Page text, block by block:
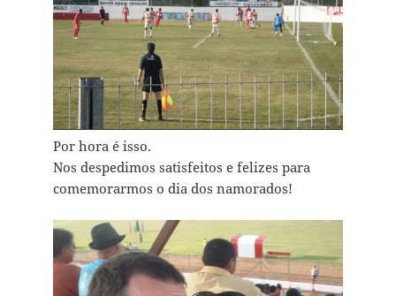
Por hora é isso.
Nos despedimos satisfeitos e felizes para
comemorarmos o dia dos namorados!